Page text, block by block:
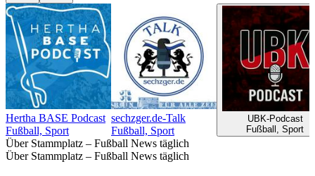
Hertha BASE Podcast
Fußball, Sport
sechzger.de-Talk
Fußball, Sport
UBK-Podcast
Fußball, Sport
Über Stammplatz – Fußball News täglich
Über Stammplatz – Fußball News täglich